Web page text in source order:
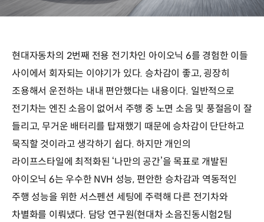
현대자동차의 2번째 전용 전기차인 아이오닉 6를 경험한 이들
사이에서 회자되는 이야기가 있다. 승차감이 좋고, 굉장히
조용해서 운전하는 내내 편안했다는 내용이다. 일반적으로
전기차는 엔진 소음이 없어서 주행 중 노면 소음 및 풍절음이 잘
들리고, 무거운 배터리를 탑재했기 때문에 승차감이 단단하고
묵직할 것이라고 생각하기 쉽다. 하지만 개인의
라이프스타일에 최적화된 ‘나만의 공간’을 목표로 개발된
아이오닉 6는 우수한 NVH 성능, 편안한 승차감과 역동적인
주행 성능을 위한 서스펜션 세팅에 주력해 다른 전기차와
차별화를 이뤄냈다. 담당 연구원(현대차 소음진동시험2팀